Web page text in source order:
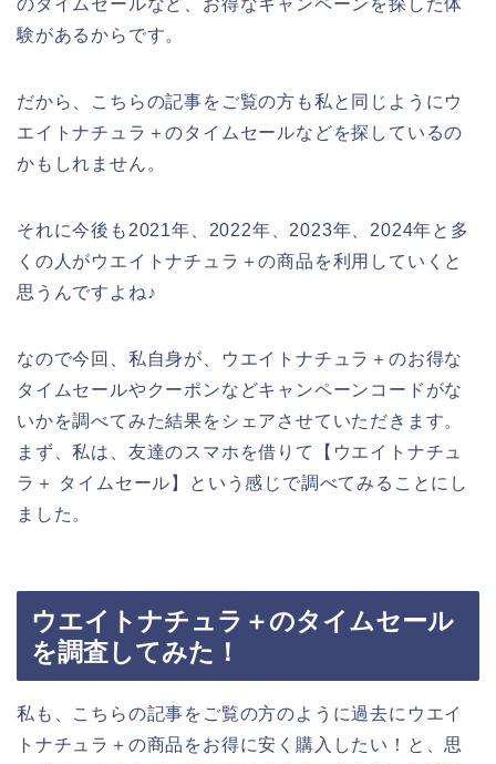
のタイムセールなど、お得なキャンペーンを探した体
験があるからです。
だから、こちらの記事をご覧の方も私と同じようにウ
エイトナチュラ＋のタイムセールなどを探しているの
かもしれません。
それに今後も2021年、2022年、2023年、2024年と多
くの人がウエイトナチュラ＋の商品を利用していくと
思うんですよね♪
なので今回、私自身が、ウエイトナチュラ＋のお得な
タイムセールやクーポンなどキャンペーンコードがな
いかを調べてみた結果をシェアさせていただきます。
まず、私は、友達のスマホを借りて【ウエイトナチュ
ラ＋ タイムセール】という感じで調べてみることにし
ました。
ウエイトナチュラ＋のタイムセール
を調査してみた！
私も、こちらの記事をご覧の方のように過去にウエイ
トナチュラ＋の商品をお得に安く購入したい！と、思